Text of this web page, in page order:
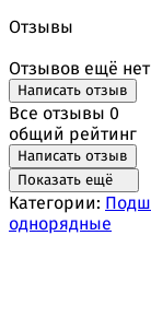
Отзывы
Отзывов ещё
Написать отзыв
Все отзывы 0
общий рейтинг
Написать отзыв
Показать ещё
Категории:
однорядные